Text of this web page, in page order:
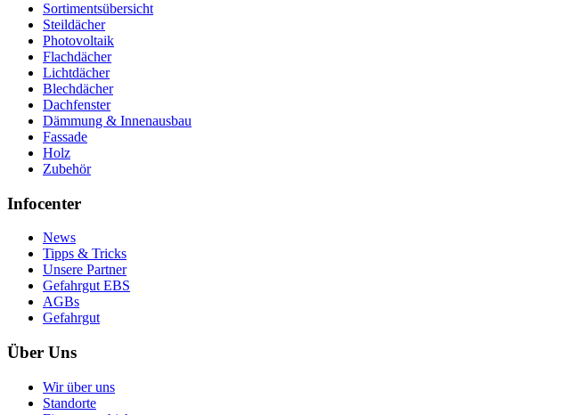
Sortimentsübersicht
Steildächer
Photovoltaik
Flachdächer
Lichtdächer
Blechdächer
Dachfenster
Dämmung & Innenausbau
Fassade
Holz
Zubehör
Infocenter
News
Tipps & Tricks
Unsere Partner
Gefahrgut EBS
AGBs
Gefahrgut
Über Uns
Wir über uns
Standorte